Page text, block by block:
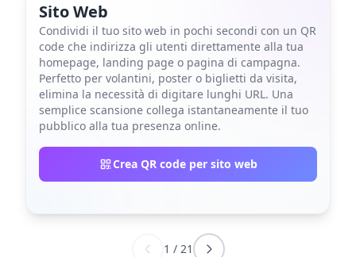
Sito Web
Condividi il tuo sito web in pochi secondi con un QR
code che indirizza gli utenti direttamente alla tua
homepage, landing page o pagina di campagna.
Perfetto per volantini, poster o biglietti da visita,
elimina la necessità di digitare lunghi URL. Una
semplice scansione collega istantaneamente il tuo
pubblico alla tua presenza online.
Crea QR code per sito web
1 / 21